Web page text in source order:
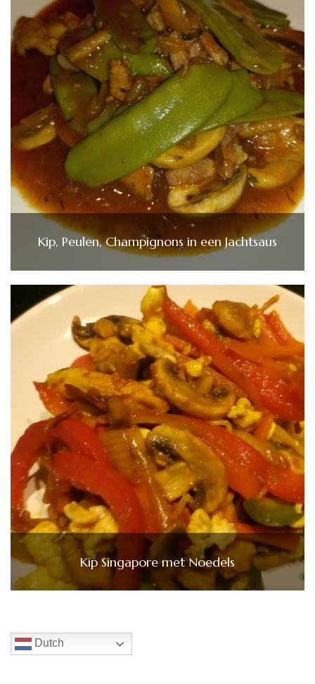
Kip, Peulen, Champignons in een Jachtsaus
Kip Singapore met Noedels
Dutch